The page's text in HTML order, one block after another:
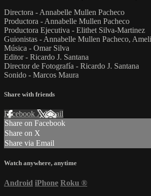
Directora - Annabelle Mullen Pacheco
Productora - Annabelle Mullen Pacheco
Productora Ejecutiva - Elithet Silva-Martinez
Guionistas - Annabelle Mullen Pacheco,
Música - Omar Silva
Editor - Ricardo J. Santana
Director de Fotografía - Ricardo J. Santana
Sonido - Marcos Maura
Share with friends
Facebook XEmail
Share on Facebook
Share on X
Share via Email
Watch anywhere, anytime
Android iPhone Roku ®